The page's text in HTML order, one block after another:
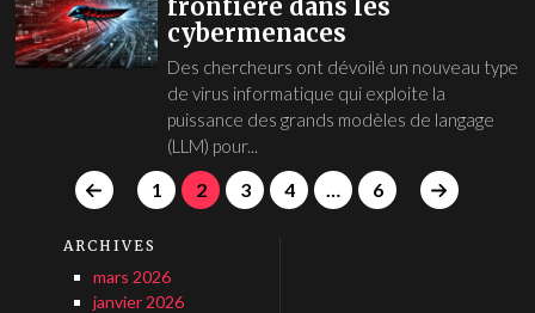
frontière dans les
cybermenaces
Des chercheurs ont dévoilé un nouveau type
de virus informatique qui exploite la
puissance des grands modèles de langage
(LLM) pour...
1 2 3 4 … 6
ARCHIVES
mars 2026
janvier 2026